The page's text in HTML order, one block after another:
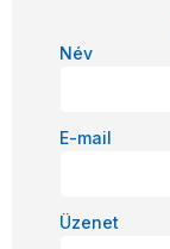
Név
E-mail
Üzenet